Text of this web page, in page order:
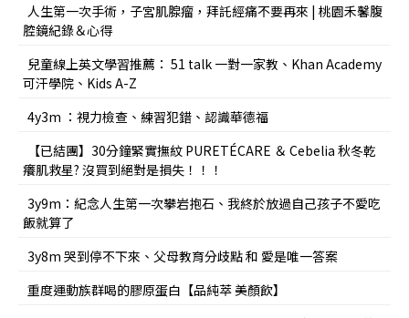
人生第一次手術，子宮肌腺瘤，拜託經痛不要再來 | 桃園禾馨腹
腔鏡紀錄＆心得
兒童線上英文學習推薦： 51 talk 一對一家教、Khan Academy
可汗學院、Kids A-Z
4y3m ：視力檢查、練習犯錯、認識華德福
【已結團】30分鐘緊實撫紋 PURETÉCARE ＆ Cebelia 秋冬乾
癢肌救星? 沒買到絕對是損失！！！
3y9m：紀念人生第一次攀岩抱石、我終於放過自己孩子不愛吃
飯就算了
3y8m 哭到停不下來、父母教育分歧點 和 愛是唯一答案
重度運動族群喝的膠原蛋白【品純萃 美顏飲】